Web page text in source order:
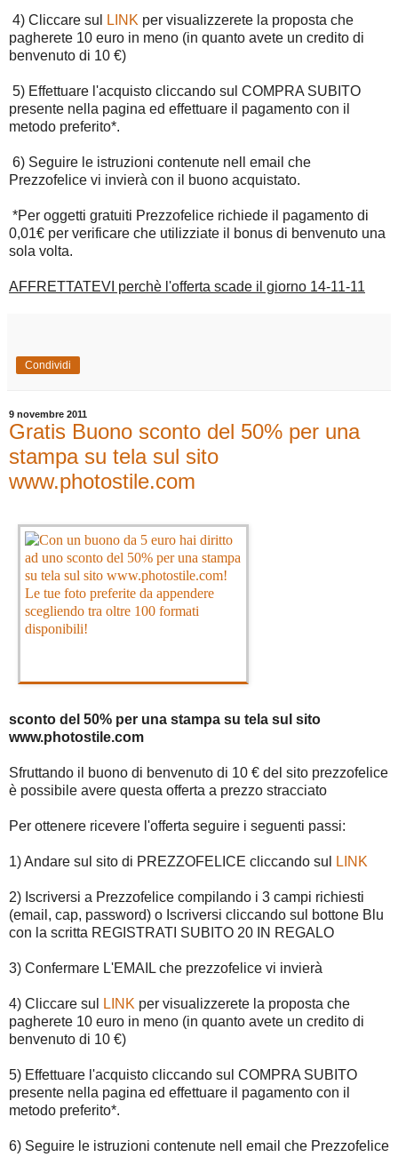
4) Cliccare sul LINK per visualizzerete la proposta che
pagherete 10 euro in meno (in quanto avete un credito di
benvenuto di 10 €)
5) Effettuare l'acquisto cliccando sul COMPRA SUBITO
presente nella pagina ed effettuare il pagamento con il
metodo preferito*.
6) Seguire le istruzioni contenute nell email che
Prezzofelice vi invierà con il buono acquistato.
*Per oggetti gratuiti Prezzofelice richiede il pagamento di
0,01€ per verificare che utilizziate il bonus di benvenuto una
sola volta.
AFFRETTATEVI perchè l'offerta scade il giorno 14-11-11
Condividi
9 novembre 2011
Gratis Buono sconto del 50% per una
stampa su tela sul sito
www.photostile.com
sconto del 50% per una stampa su tela sul sito
www.photostile.com
Sfruttando il buono di benvenuto di 10 € del sito prezzofelice
è possibile avere questa offerta a prezzo stracciato
Per ottenere ricevere l'offerta seguire i seguenti passi:
1) Andare sul sito di PREZZOFELICE cliccando sul LINK
2) Iscriversi a Prezzofelice compilando i 3 campi richiesti
(email, cap, password) o Iscriversi cliccando sul bottone Blu
con la scritta REGISTRATI SUBITO 20 IN REGALO
3) Confermare L'EMAIL che prezzofelice vi invierà
4) Cliccare sul LINK per visualizzerete la proposta che
pagherete 10 euro in meno (in quanto avete un credito di
benvenuto di 10 €)
5) Effettuare l'acquisto cliccando sul COMPRA SUBITO
presente nella pagina ed effettuare il pagamento con il
metodo preferito*.
6) Seguire le istruzioni contenute nell email che Prezzofelice